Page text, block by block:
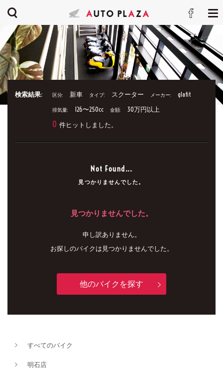
検索結果: 区分: 新車 タイプ: スクーター メーカー: glafit
排気量: 126〜250cc 金額: 30万円以上
0 件ヒットしました。
Not Found...
見つかりませんでした。
見つかりませんでした。
申し訳ありません。
お探しのバイクは見つかりませんでした。
他のバイクを探す
すべてのバイク
明石店
新車